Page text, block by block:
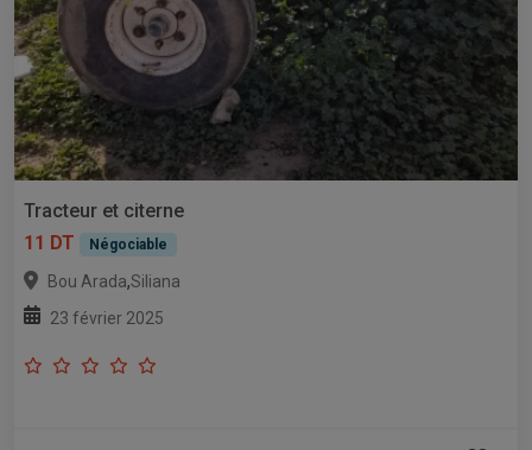
Tracteur et citerne
11 DT
Négociable
Bou Arada,Siliana
23 février 2025